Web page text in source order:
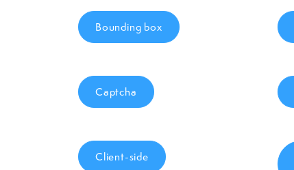
Bounding box
Captcha
Client-side